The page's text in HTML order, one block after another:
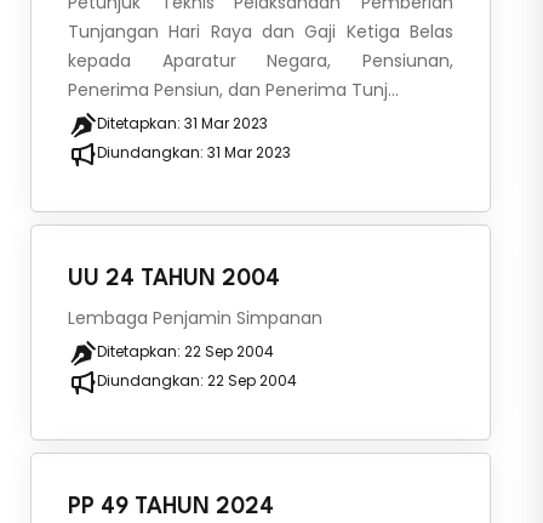
Tunjangan Hari Raya dan Gaji Ketiga Belas
kepada Aparatur Negara, Pensiunan,
Penerima Pensiun, dan Penerima Tunj...
Ditetapkan: 31 Mar 2023
Diundangkan: 31 Mar 2023
UU 24 TAHUN 2004
Lembaga Penjamin Simpanan
Ditetapkan: 22 Sep 2004
Diundangkan: 22 Sep 2004
PP 49 TAHUN 2024